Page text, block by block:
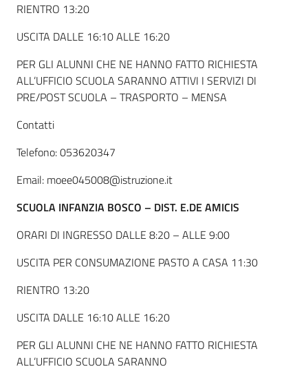
RIENTRO 13:20
USCITA DALLE 16:10 ALLE 16:20
PER GLI ALUNNI CHE NE HANNO FATTO RICHIESTA
ALL’UFFICIO SCUOLA SARANNO ATTIVI I SERVIZI DI
PRE/POST SCUOLA – TRASPORTO – MENSA
Contatti
Telefono: 053620347
Email: moee045008@istruzione.it
SCUOLA INFANZIA BOSCO – DIST. E.DE AMICIS
ORARI DI INGRESSO DALLE 8:20 – ALLE 9:00
USCITA PER CONSUMAZIONE PASTO A CASA 11:30
RIENTRO 13:20
USCITA DALLE 16:10 ALLE 16:20
PER GLI ALUNNI CHE NE HANNO FATTO RICHIESTA
ALL’UFFICIO SCUOLA SARANNO